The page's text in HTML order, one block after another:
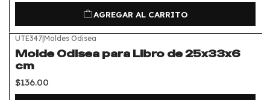
AGREGAR AL CARRITO
UTE347|Moldes Odisea
Molde Odisea para Libro de 25x33x6
cm
$136.00